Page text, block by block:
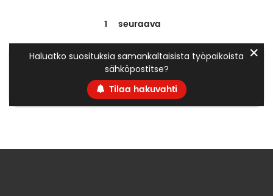
1 seuraava
Haluatko suosituksia samankaltaisista työpaikoista
sähköpostitse?
Tilaa hakuvahti
✕